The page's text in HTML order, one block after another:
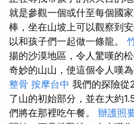
就是參觀一個或什至每個國
棒，坐在山坡上可以觀察到
以和孩子們一起做一條龍。
揚的沙漠地區，令人驚嘆的
奇妙的山山，使這個令人嘆
整骨 按摩台中 我們的探險從
了山的初始部分，並在大約
們將在那裡吃午餐。 辦護照